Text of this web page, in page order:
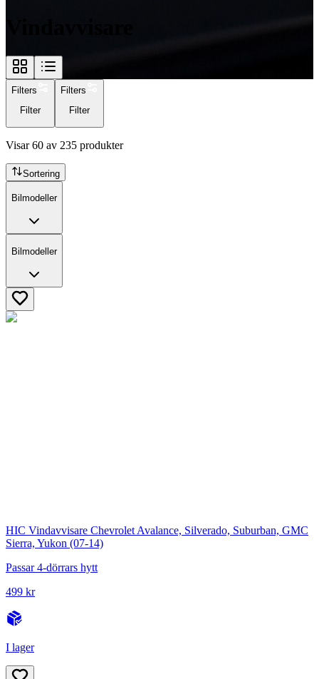
Filters
Filter
Filters
Filter
Visar60 av 235 produkter
Sortering
Bilmodeller
Bilmodeller
HIC Vindavvisare Chevrolet Avalance, Silverado, Suburban, GMC
Sierra, Yukon (07-14)
Passar 4-dörrars hytt
499 kr
I lager